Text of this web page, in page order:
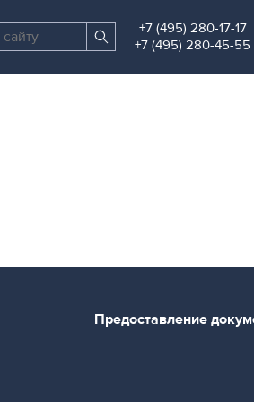
Поиск
по
Найти
+7 (495) 280-17-17
+7 (495) 280-45-55
Предоставление